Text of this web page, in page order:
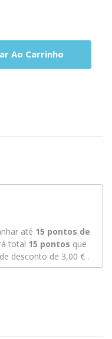
Ao Carrinho
até 15 pontos de
total 15 pontos que
desconto de 3,00 €.